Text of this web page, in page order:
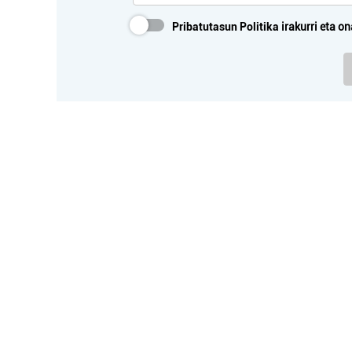
Pribatutasun Politika irakurri eta